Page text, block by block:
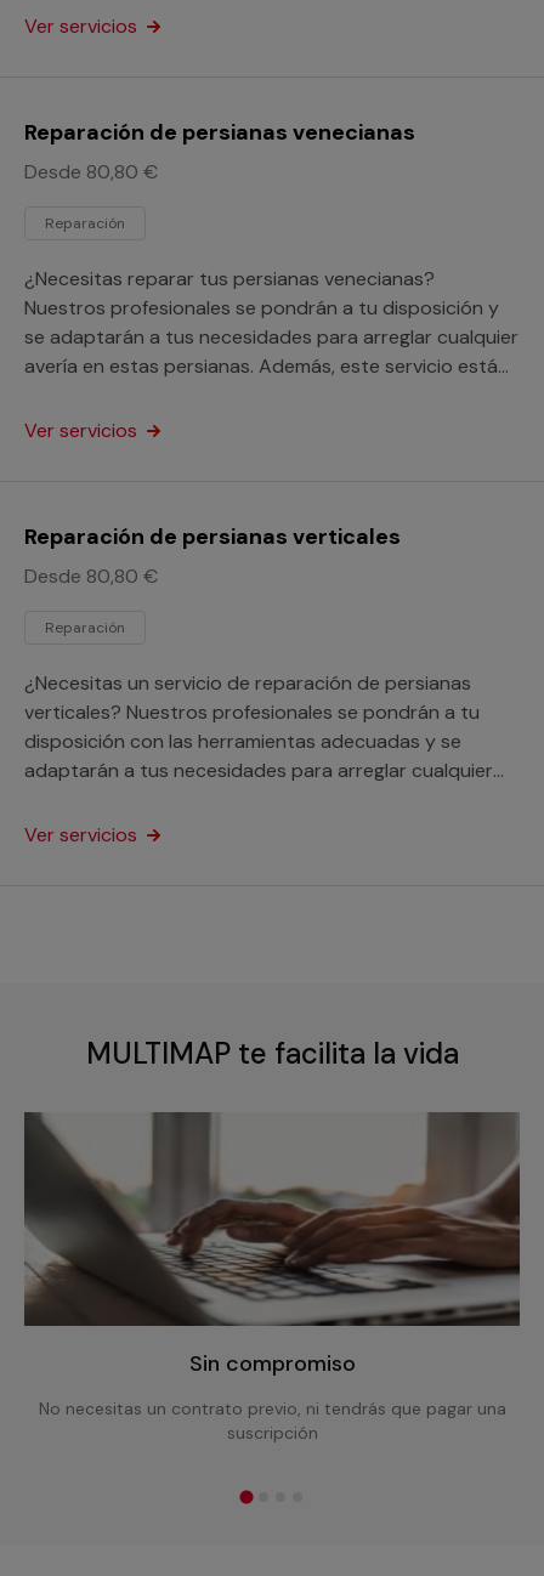
Ver servicios
Reparación de persianas venecianas
Desde 80,80 €
Reparación
¿Necesitas reparar tus persianas venecianas?
Nuestros profesionales se pondrán a tu disposición y
se adaptarán a tus necesidades para arreglar cualquier
avería en estas persianas. Además, este servicio está
Ver servicios
Reparación de persianas verticales
Desde 80,80 €
Reparación
¿Necesitas un servicio de reparación de persianas
verticales? Nuestros profesionales se pondrán a tu
disposición con las herramientas adecuadas y se
adaptarán a tus necesidades para arreglar cualquier
está orientado a particulares y profesionales.
Ver servicios
MULTIMAP te facilita la vida
Sin compromiso
No necesitas un contrato previo, ni tendrás que pagar una
suscripción